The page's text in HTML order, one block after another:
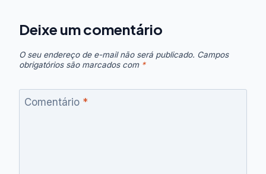
Deixe um comentário
O seu endereço de e-mail não será publicado. Campos
obrigatórios são marcados com *
Comentário *